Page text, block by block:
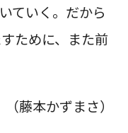
ていく。だから
ために、また前
（藤本かずまさ）